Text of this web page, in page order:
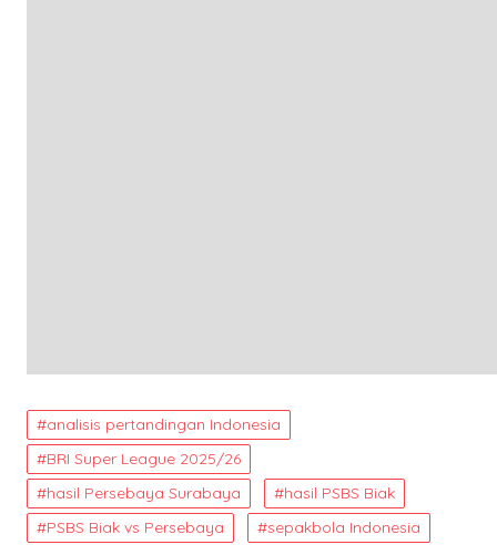
analisis pertandingan Indonesia
BRI Super League 2025/26
hasil Persebaya Surabaya
hasil PSBS Biak
PSBS Biak vs Persebaya
sepakbola Indonesia